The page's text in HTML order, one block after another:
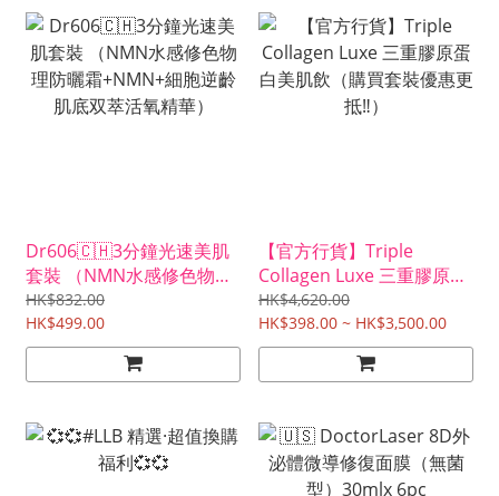
Dr606🇨🇭3分鐘光速美肌
套裝 （NMN水感修色物理
防曬霜+NMN+細胞逆齡肌
底双萃活氧精華）
HK$832.00
HK$499.00
【官方行貨】Triple
Collagen Luxe 三重膠原蛋
白美肌飲（購買套裝優惠更
抵‼️）
HK$4,620.00
HK$398.00 ~ HK$3,500.00